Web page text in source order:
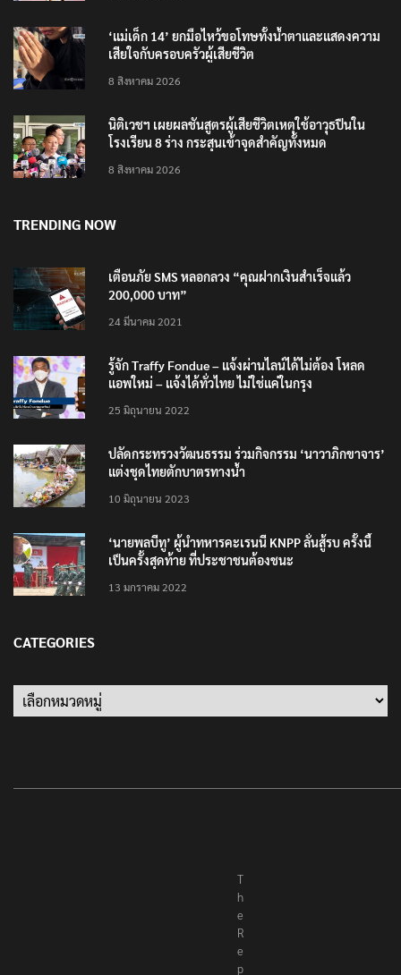
‘แม่เด็ก 14’ ยกมือไหว้ขอโทษทั้งน้ำตาและแสดงความ
เสียใจกับครอบครัวผู้เสียชีวิต
8 สิงหาคม 2026
นิติเวชฯ เผยผลชันสูตรผู้เสียชีวิตเหตุใช้อาวุธปืนใน
โรงเรียน 8 ร่าง กระสุนเข้าจุดสำคัญทั้งหมด
8 สิงหาคม 2026
TRENDING NOW
เตือนภัย SMS หลอกลวง “คุณฝากเงินสำเร็จแล้ว
200,000 บาท”
24 มีนาคม 2021
รู้จัก Traffy Fondue – แจ้งผ่านไลน์ได้ไม่ต้อง โหลด
แอพใหม่ – แจ้งได้ทั่วไทย ไม่ใช่แค่ในกรุง
25 มิถุนายน 2022
ปลัดกระทรวงวัฒนธรรม ร่วมกิจกรรม ‘นาวาภิกขาจาร’
แต่งชุดไทยตักบาตรทางน้ำ
10 มิถุนายน 2023
‘นายพลบีทู’ ผู้นำทหารคะเรนนี KNPP ลั่นสู้รบ ครั้งนี้
เป็นครั้งสุดท้าย ที่ประชาชนต้องชนะ
13 มกราคม 2022
CATEGORIES
T
h
e
R
e
p